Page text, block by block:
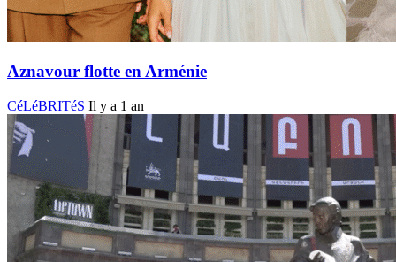
Aznavour flotte en Arménie
CéLéBRITéS Il y a 1 an